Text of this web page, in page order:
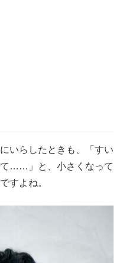
いらしたときも、「すい
て……」と、小さくなって
すよね。